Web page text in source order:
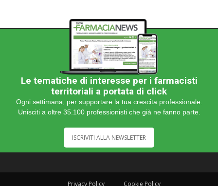
Le tematiche di interesse per i farmacisti
territoriali a portata di click
Ogni settimana, per supportare la tua crescita professionale.
Unisciti a oltre 35.100 professionisti che già ne fanno parte.
ISCRIVITI ALLA NEWSLETTER
Privacy Policy Cookie Policy